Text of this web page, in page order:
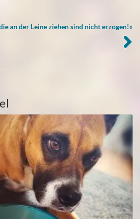
an der Leine ziehen sind nicht erzogen!«